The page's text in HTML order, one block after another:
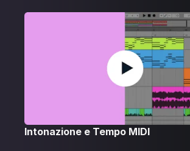
Intonazione e Tempo MIDI